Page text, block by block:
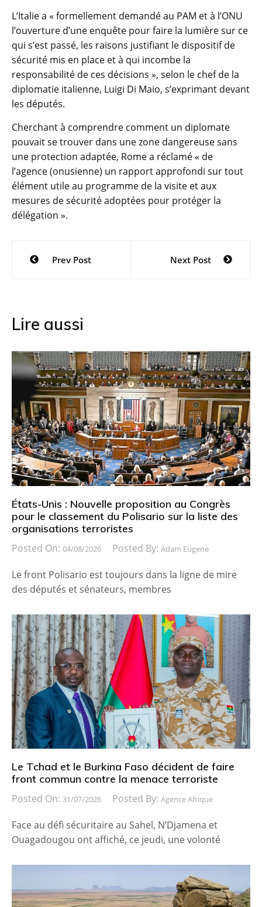
L’Italie a « formellement demandé au PAM et à l’ONU
l’ouverture d’une enquête pour faire la lumière sur ce
qui s’est passé, les raisons justifiant le dispositif de
sécurité mis en place et à qui incombe la
responsabilité de ces décisions », selon le chef de la
diplomatie italienne, Luigi Di Maio, s’exprimant devant
les députés.
Cherchant à comprendre comment un diplomate
pouvait se trouver dans une zone dangereuse sans
une protection adaptée, Rome a réclamé « de
l’agence (onusienne) un rapport approfondi sur tout
élément utile au programme de la visite et aux
mesures de sécurité adoptées pour protéger la
délégation ».
Navigation
Prev Post Next Post
Lire aussi
États-Unis : Nouvelle proposition au Congrès
pour le classement du Polisario sur la liste des
organisations terroristes
Posted On: 04/08/2026 Posted By: Adam Eugene
Le front Polisario est toujours dans la ligne de mire
des députés et sénateurs, membres
Le Tchad et le Burkina Faso décident de faire
front commun contre la menace terroriste
Posted On: 31/07/2026 Posted By: Agence Afrique
Face au défi sécuritaire au Sahel, N’Djamena et
Ouagadougou ont affiché, ce jeudi, une volonté